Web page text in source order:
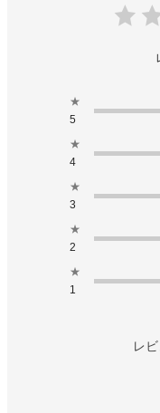
★
5
★
4
★
3
★
2
★
1
レ